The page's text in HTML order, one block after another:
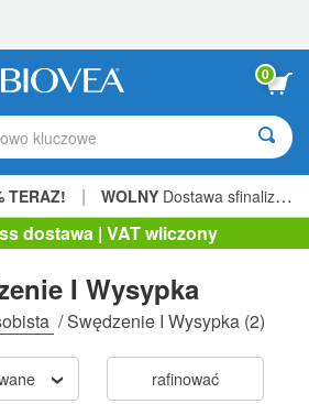
0
kluczowe
TERAZ! | WOLNY Dostawa sfinalizowana 206,00 zł »
dostawa | VAT wliczony
I Wysypka
/Swędzenie I Wysypka (2)
rafinować